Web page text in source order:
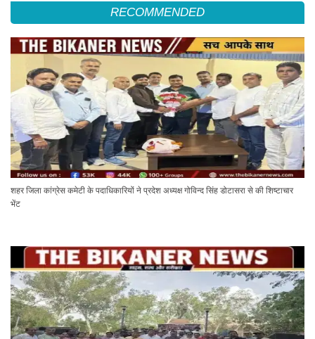
RECOMMENDED
शहर जिला कांग्रेस कमेटी के पदाधिकारियों ने प्रदेश अध्यक्ष गोविन्द सिंह डोटासरा से की शिष्टाचार
भेंट